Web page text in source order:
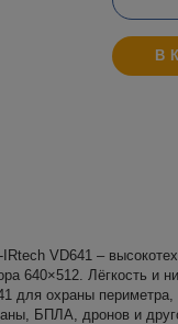
В
VD641 –
640×512. Лёгкость и
для охраны периметра,
БПЛА, дронов и